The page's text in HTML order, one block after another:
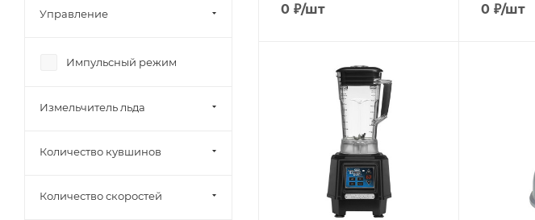
0 ₽/шт 0 ₽/шт
Управление
Импульсный режим
Измельчитель льда
Количество кувшинов
Количество скоростей